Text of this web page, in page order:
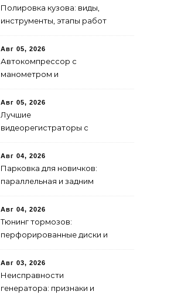
Полировка кузова: виды,
инструменты, этапы работ
Авг 05, 2026
Автокомпрессор с
манометром и
выбрать
Авг 05, 2026
Лучшие
видеорегистраторы с
2026 года
Авг 04, 2026
Парковка для новичков:
параллельная и задним
Авг 04, 2026
Тюнинг тормозов:
перфорированные диски и
суппорты
Авг 03, 2026
Неисправности
генератора: признаки и